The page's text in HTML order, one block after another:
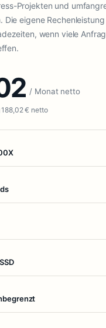
Projekten und
Die eigene
wenn viele
/ Monat netto
€ netto